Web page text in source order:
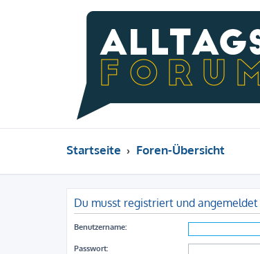
Startseite Foren-Übersicht
Du musst registriert und
Benutzername:
Passwort: